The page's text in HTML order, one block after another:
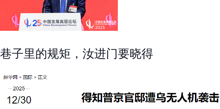
巷子里的规矩，汝进门要晓得